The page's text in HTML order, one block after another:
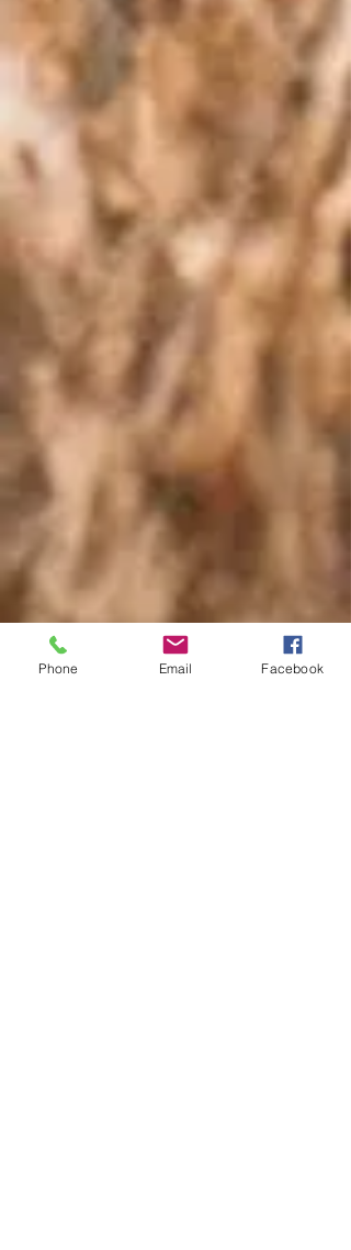
Phone Email Facebook